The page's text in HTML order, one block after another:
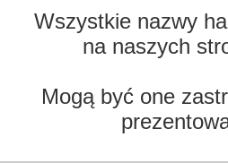
Wszystkie nazwy
na naszych
Mogą być one